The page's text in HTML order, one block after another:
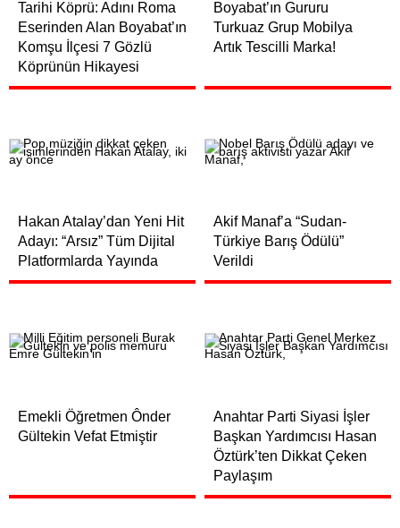
Tarihi Köprü: Adını Roma
Eserinden Alan Boyabat’ın
Komşu İlçesi 7 Gözlü
Köprünün Hikayesi
Boyabat’ın Gururu
Turkuaz Grup Mobilya
Artık Tescilli Marka!
Hakan Atalay’dan Yeni Hit
Adayı: “Arsız” Tüm Dijital
Platformlarda Yayında
Akif Manaf’a “Sudan-
Türkiye Barış Ödülü”
Verildi
Emekli Öğretmen Ônder
Gültekin Vefat Etmiştir
Anahtar Parti Siyasi İşler
Başkan Yardımcısı Hasan
Öztürk’ten Dikkat Çeken
Paylaşım